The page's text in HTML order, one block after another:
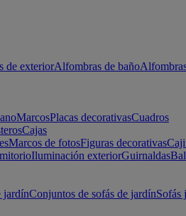
de exteriorAlfombras de baño
MarcosPlacas decorativasCuadros
Cajas
Marcos de fotosFiguras decorativas
Iluminación exteriorGuirnaldas
jardínConjuntos de sofás de jardínSofás